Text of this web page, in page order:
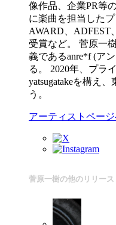
像作品、企業PR等
に楽曲を担当した
AWARD、ADFEST
受賞など。 菅原一
義であるanre*f (ア
る。 2020年、プラ
yatsugatakeを構え
う。
アーティストペー
菅原一樹の他のリリース